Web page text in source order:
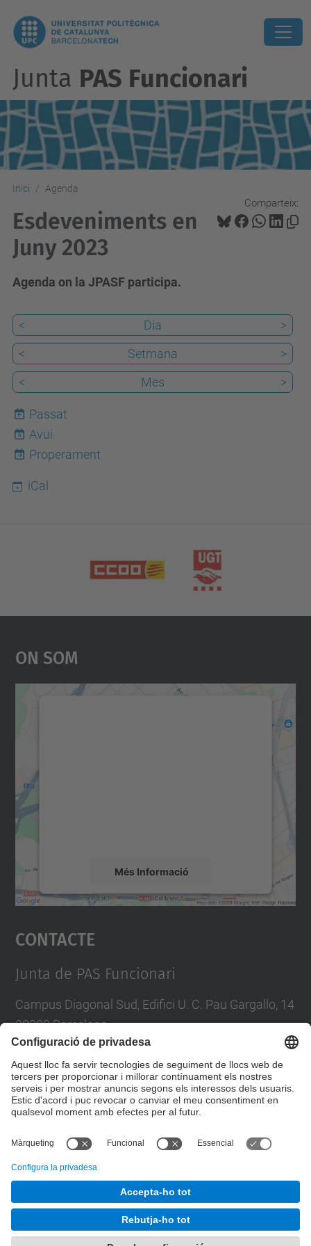
Junta PAS Funcionari
Inici Agenda
Comparteix:
Esdeveniments en
Juny 2023
Agenda on la JPASF participa.
< Dia
>
<
Setmana
>
<
Mes >
Passat
6
Avui
Properament
iCal
On Som
Més Informació
Accepta
powered by
Contacte
Junta de PAS Funcionari
Campus Diagonal Sud, Edifici U. C. Pau Gargallo, 14
08028 Barcelona
E-mail :junta.pasf@upc.edu
Formulari de contacte
Junta PAS Funcionari
Desenvolupat amb